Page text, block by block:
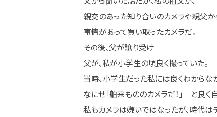
親交のあった知り合いのカメラや親父か
事情があって買い取ったカメラだ。
その後、父が譲り受け
父が、私が小学生の頃良く撮っていた。
当時、小学生だった私には良くわからな
なにせ「舶来もののカメラだ！」 と良く
私もカメラは嫌いではなったが、時代は